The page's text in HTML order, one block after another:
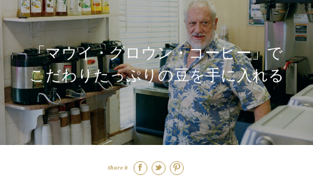
「マウイ・グロウン・コーヒー」で
こだわりたっぷりの豆を手に入れる
Share it